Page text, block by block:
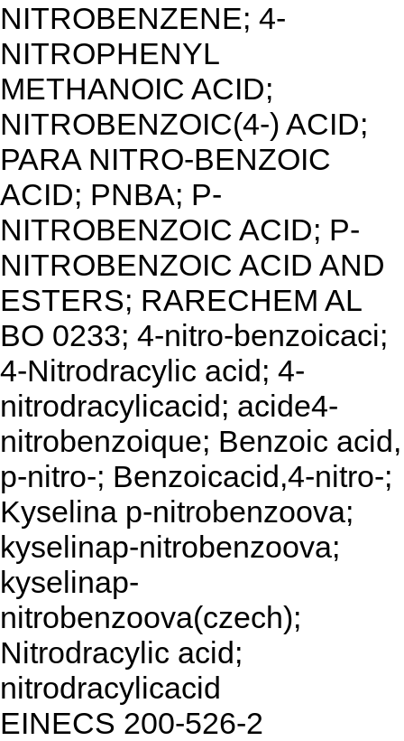
NITROBENZENE; 4-
NITROPHENYL
METHANOIC ACID;
NITROBENZOIC(4-) ACID;
PARA NITRO-BENZOIC
ACID; PNBA; P-
NITROBENZOIC ACID; P-
NITROBENZOIC ACID AND
ESTERS; RARECHEM AL
BO 0233; 4-nitro-benzoicaci;
4-Nitrodracylic acid; 4-
nitrodracylicacid; acide4-
nitrobenzoique; Benzoic acid,
p-nitro-; Benzoicacid,4-nitro-;
Kyselina p-nitrobenzoova;
kyselinap-nitrobenzoova;
kyselinap-
nitrobenzoova(czech);
Nitrodracylic acid;
nitrodracylicacid
EINECS 200-526-2